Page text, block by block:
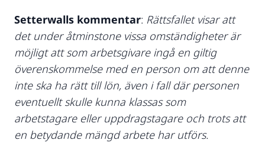
Setterwalls kommentar: Rättsfallet visar att
det under åtminstone vissa omständigheter är
möjligt att som arbetsgivare ingå en giltig
överenskommelse med en person om att denne
inte ska ha rätt till lön, även i fall där personen
eventuellt skulle kunna klassas som
arbetstagare eller uppdragstagare och trots att
en betydande mängd arbete har utförs.